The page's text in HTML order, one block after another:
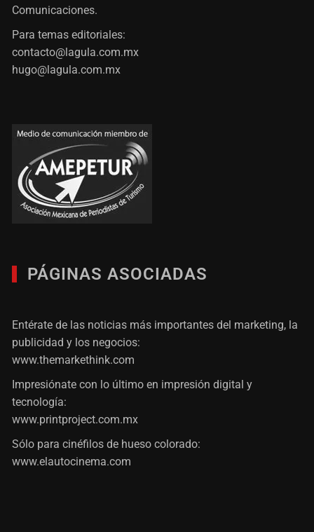
Comunicaciones.
Para temas editoriales:
contacto@lagula.com.mx
hugo@lagula.com.mx
PÁGINAS ASOCIADAS
Entérate de las noticias más importantes del marketing, la
publicidad y los negocios:
www.themarkethink.com
Impresiónate con lo último en impresión digital y
tecnología:
www.printproject.com.mx
Sólo para cinéfilos de hueso colorado:
www.elautocinema.com